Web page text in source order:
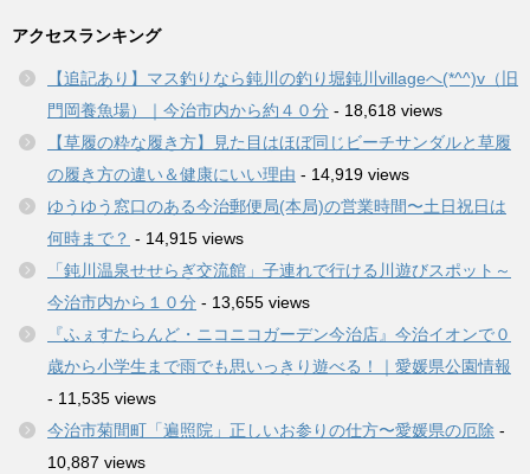
アクセスランキング
【追記あり】マス釣りなら鈍川の釣り堀鈍川villageへ(*^^)v（旧
門岡養魚場）｜今治市内から約４０分 - 18,618 views
【草履の粋な履き方】見た目はほぼ同じビーチサンダルと草履
の履き方の違い＆健康にいい理由 - 14,919 views
ゆうゆう窓口のある今治郵便局(本局)の営業時間〜土日祝日は
何時まで？ - 14,915 views
「鈍川温泉せせらぎ交流館」子連れで行ける川遊びスポット～
今治市内から１０分 - 13,655 views
『ふぇすたらんど・ニコニコガーデン今治店』今治イオンで０
歳から小学生まで雨でも思いっきり遊べる！｜愛媛県公園情報
- 11,535 views
今治市菊間町「遍照院」正しいお参りの仕方〜愛媛県の厄除 -
10,887 views